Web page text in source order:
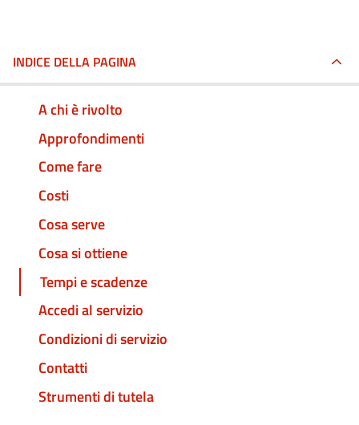
INDICE DELLA PAGINA
A chi è rivolto
Approfondimenti
Come fare
Costi
Cosa serve
Cosa si ottiene
Tempi e scadenze
Accedi al servizio
Condizioni di servizio
Contatti
Strumenti di tutela